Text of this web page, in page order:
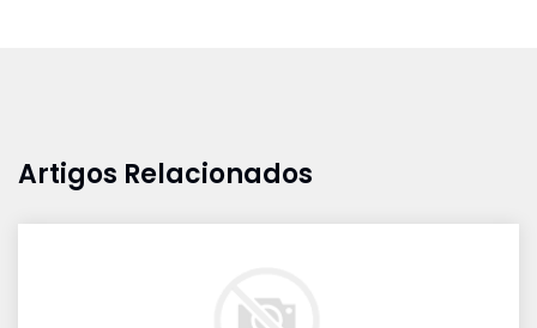
Artigos Relacionados